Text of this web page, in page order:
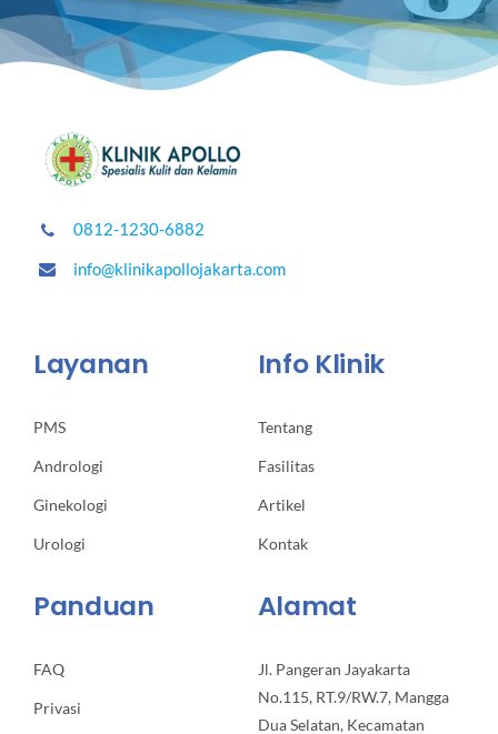
0812-1230-6882
info@klinikapollojakarta.com
Layanan
PMS
Andrologi
Ginekologi
Urologi
Info Klinik
Tentang
Fasilitas
Artikel
Kontak
Panduan
FAQ
Privasi
Alamat
Jl. Pangeran Jayakarta
No.115, RT.9/RW.7, Mangga
Dua Selatan, Kecamatan